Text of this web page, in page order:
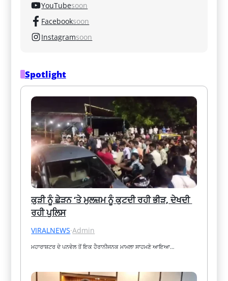
YouTubesoon
Facebooksoon
Instagramsoon
Spotlight
ਕੁੜੀ ਨੂੰ ਛੇੜਨ ‘ਤੇ ਮੁਲਜ਼ਮ ਨੂੰ ਕੁਟਦੀ ਰਹੀ ਭੀੜ, ਦੇਖਦੀ
ਰਹੀ ਪੁਲਿਸ
VIRALNEWS·Admin
ਮਹਾਰਾਸ਼ਟਰ ਦੇ ਪਨਵੇਲ ਤੋਂ ਇਕ ਹੈਰਾਨੀਜਨਕ ਮਾਮਲਾ ਸਾਹਮਣੇ ਆਇਆ…